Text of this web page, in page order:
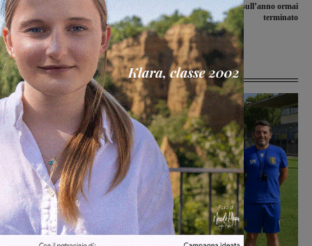
Panathlon Club Valdarno con la
consegna del prestigioso ‘Premio
Panathlon”
brindisi e il punto sull’anno ormai
terminato
Ultime Notizie